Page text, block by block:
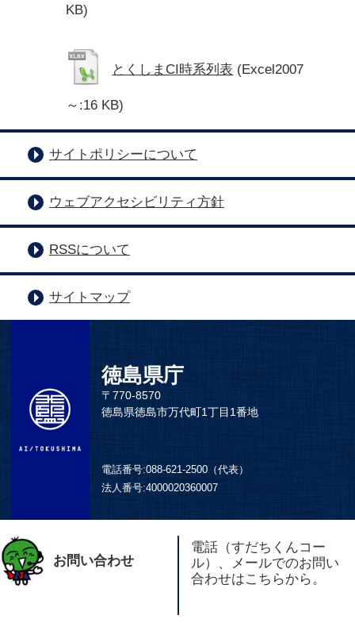
KB)
とくしまCI時系列表 (Excel2007
～:16 KB)
サイトポリシーについて
ウェブアクセシビリティ方針
RSSについて
サイトマップ
徳島県庁
〒770-8570
徳島県徳島市万代町1丁目1番地
電話番号:088-621-2500（代表）
法人番号:4000020360007
お問い合わせ
電話（すだちくんコー
ル）、メールでのお問い
合わせはこちらから。